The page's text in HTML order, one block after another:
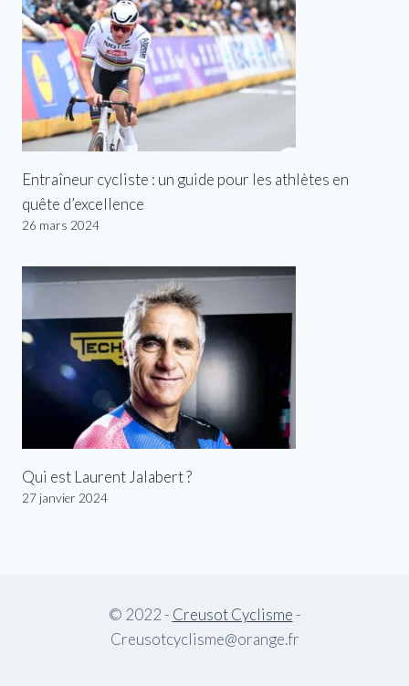
Entraîneur cycliste : un guide pour les athlètes en
quête d’excellence
26 mars 2024
Qui est Laurent Jalabert ?
27 janvier 2024
© 2022 - Creusot Cyclisme -
Creusotcyclisme@orange.fr